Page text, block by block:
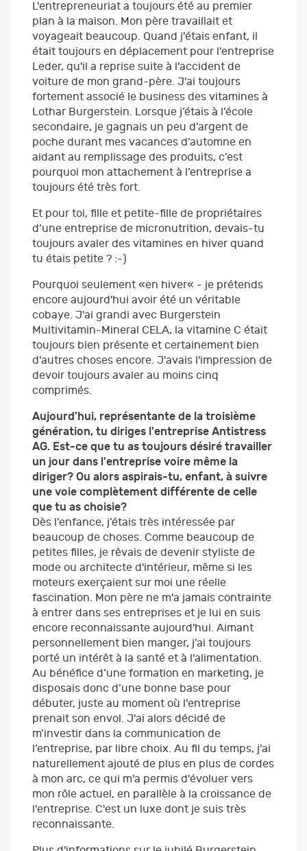
L'entrepreneuriat a toujours été au premier
plan à la maison. Mon père travaillait et
voyageait beaucoup. Quand j'étais enfant, il
était toujours en déplacement pour l'entreprise
Leder, qu'il a reprise suite à l'accident de
voiture de mon grand-père. J'ai toujours
fortement associé le business des vitamines à
Lothar Burgerstein. Lorsque j’étais à l’école
secondaire, je gagnais un peu d’argent de
poche durant mes vacances d’automne en
aidant au remplissage des produits, c’est
pourquoi mon attachement à l’entreprise a
toujours été très fort.
Et pour toi, fille et petite-fille de propriétaires
d’une entreprise de micronutrition, devais-tu
toujours avaler des vitamines en hiver quand
tu étais petite ? :-)
Pourquoi seulement «en hiver« - je prétends
encore aujourd'hui avoir été un véritable
cobaye. J'ai grandi avec Burgerstein
Multivitamin-Mineral CELA, la vitamine C était
toujours bien présente et certainement bien
d'autres choses encore. J'avais l'impression de
devoir toujours avaler au moins cinq
comprimés.
Aujourd'hui, représentante de la troisième
génération, tu diriges l'entreprise Antistress
AG. Est-ce que tu as toujours désiré travailler
un jour dans l'entreprise voire même la
diriger? Ou alors aspirais-tu, enfant, à suivre
une voie complètement différente de celle
que tu as choisie?
Dès l’enfance, j’étais très intéressée par
beaucoup de choses. Comme beaucoup de
petites filles, je rêvais de devenir styliste de
mode ou architecte d'intérieur, même si les
moteurs exerçaient sur moi une réelle
fascination. Mon père ne m'a jamais contrainte
à entrer dans ses entreprises et je lui en suis
encore reconnaissante aujourd'hui. Aimant
personnellement bien manger, j’ai toujours
porté un intérêt à la santé et à l'alimentation.
Au bénéfice d’une formation en marketing, je
disposais donc d’une bonne base pour
débuter, juste au moment où l'entreprise
prenait son envol. J'ai alors décidé de
m’investir dans la communication de
l’entreprise, par libre choix. Au fil du temps, j'ai
naturellement ajouté de plus en plus de cordes
à mon arc, ce qui m'a permis d'évoluer vers
mon rôle actuel, en parallèle à la croissance de
l'entreprise. C'est un luxe dont je suis très
reconnaissante.